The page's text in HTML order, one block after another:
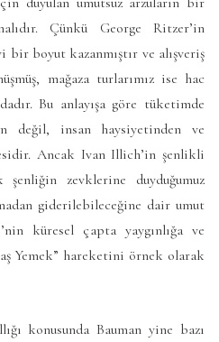
Çünkü George Ritzer’in
boyut kazanmıştır ve alışveriş
mağaza turlarımız ise hac
Bu anlayışa göre tüketimde
değil, insan haysiyetinden ve
Ancak Ivan Illich’in şenlikli
zevklerine duyduğumuz
giderilebileceğine dair umut
küresel çapta yaygınlığa ve
Yemek” hareketini örnek olarak
konusunda Bauman yine bazı